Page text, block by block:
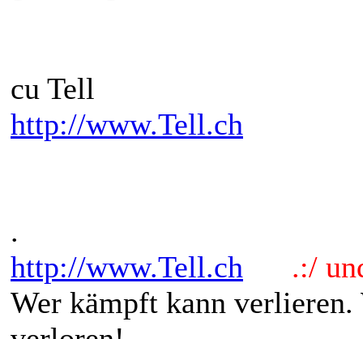
cu Tell
http://www.Tell.ch
.
http://www.Tell.ch
.:/
Wer kämpft kann